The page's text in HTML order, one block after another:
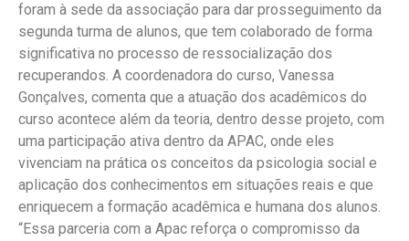
foram à sede da associação para dar prosseguimento da
segunda turma de alunos, que tem colaborado de forma
significativa no processo de ressocialização dos
recuperandos. A coordenadora do curso, Vanessa
Gonçalves, comenta que a atuação dos acadêmicos do
curso acontece além da teoria, dentro desse projeto, com
uma participação ativa dentro da APAC, onde eles
vivenciam na prática os conceitos da psicologia social e
aplicação dos conhecimentos em situações reais e que
enriquecem a formação acadêmica e humana dos alunos.
“Essa parceria com a Apac reforça o compromisso da